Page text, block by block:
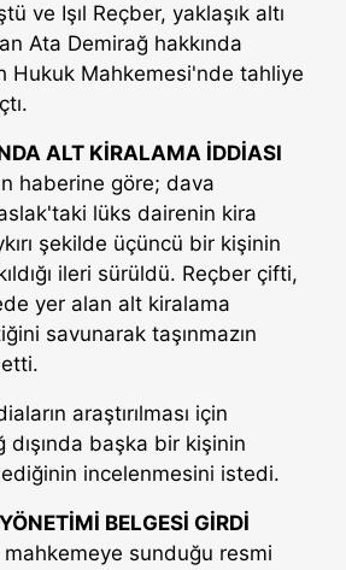
ve Işıl Reçber, yaklaşık altı
Ata Demirağ hakkında
Hukuk Mahkemesi'nde tahliye
ALT KİRALAMA İDDİASI
haberine göre; dava
lüks dairenin kira
şekilde üçüncü bir kişinin
ileri sürüldü. Reçber çifti,
yer alan alt kiralama
savunarak taşınmazın
araştırılması için
başka bir kişinin
incelenmesini istedi.
BELGESİ GİRDİ
sunduğu resmi